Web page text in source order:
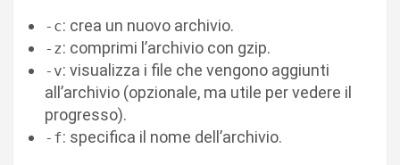
-c: crea un nuovo archivio.
-z: comprimi l’archivio con gzip.
-v: visualizza i file che vengono aggiunti
all’archivio (opzionale, ma utile per vedere il
progresso).
-f: specifica il nome dell’archivio.